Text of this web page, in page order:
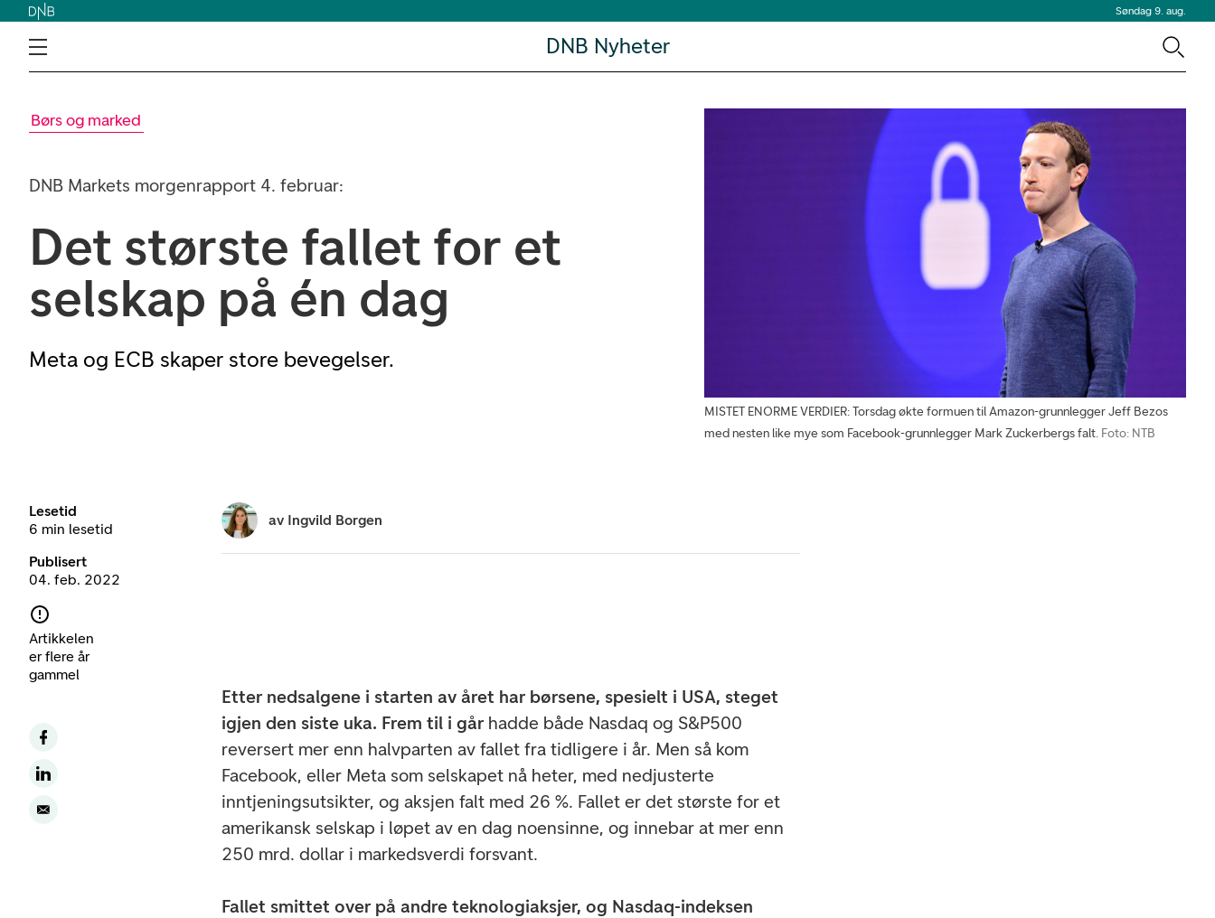
Søndag 9. aug.
DNB Nyheter
Børs og marked
DNB Markets morgenrapport 4. februar:
Det største fallet for et
selskap på én dag
Meta og ECB skaper store bevegelser.
MISTET ENORME VERDIER: Torsdag økte formuen til Amazon-grunnlegger Jeff Bezos
med nesten like mye som Facebook-grunnlegger Mark Zuckerbergs falt. Foto: NTB
Lesetid
6 min lesetid
Publisert
04. feb. 2022
Artikkelen
er flere år
gammel
av Ingvild Borgen
Etter nedsalgene i starten av året har børsene, spesielt i USA, steget
igjen den siste uka. Frem til i går hadde både Nasdaq og S&P500
reversert mer enn halvparten av fallet fra tidligere i år. Men så kom
Facebook, eller Meta som selskapet nå heter, med nedjusterte
inntjeningsutsikter, og aksjen falt med 26 %. Fallet er det største for et
amerikansk selskap i løpet av en dag noensinne, og innebar at mer enn
250 mrd. dollar i markedsverdi forsvant.
Fallet smittet over på andre teknologiaksjer, og Nasdaq-indeksen